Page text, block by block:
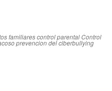
familiarescontrol parentalControl
prevencion del ciberbullying